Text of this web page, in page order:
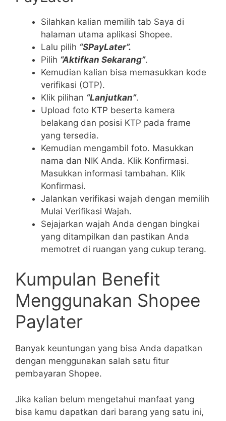
Silahkan kalian memilih tab Saya di
halaman utama aplikasi Shopee.
Lalu pilih “SPayLater”.
Pilih “Aktifkan Sekarang”.
Kemudian kalian bisa memasukkan kode
verifikasi (OTP).
Klik pilihan “Lanjutkan”.
Upload foto KTP beserta kamera
belakang dan posisi KTP pada frame
yang tersedia.
Kemudian mengambil foto. Masukkan
nama dan NIK Anda. Klik Konfirmasi.
Masukkan informasi tambahan. Klik
Konfirmasi.
Jalankan verifikasi wajah dengan memilih
Mulai Verifikasi Wajah.
Sejajarkan wajah Anda dengan bingkai
yang ditampilkan dan pastikan Anda
memotret di ruangan yang cukup terang.
Kumpulan Benefit
Menggunakan Shopee
Paylater
Banyak keuntungan yang bisa Anda dapatkan
dengan menggunakan salah satu fitur
pembayaran Shopee.
Jika kalian belum mengetahui manfaat yang
bisa kamu dapatkan dari barang yang satu ini,